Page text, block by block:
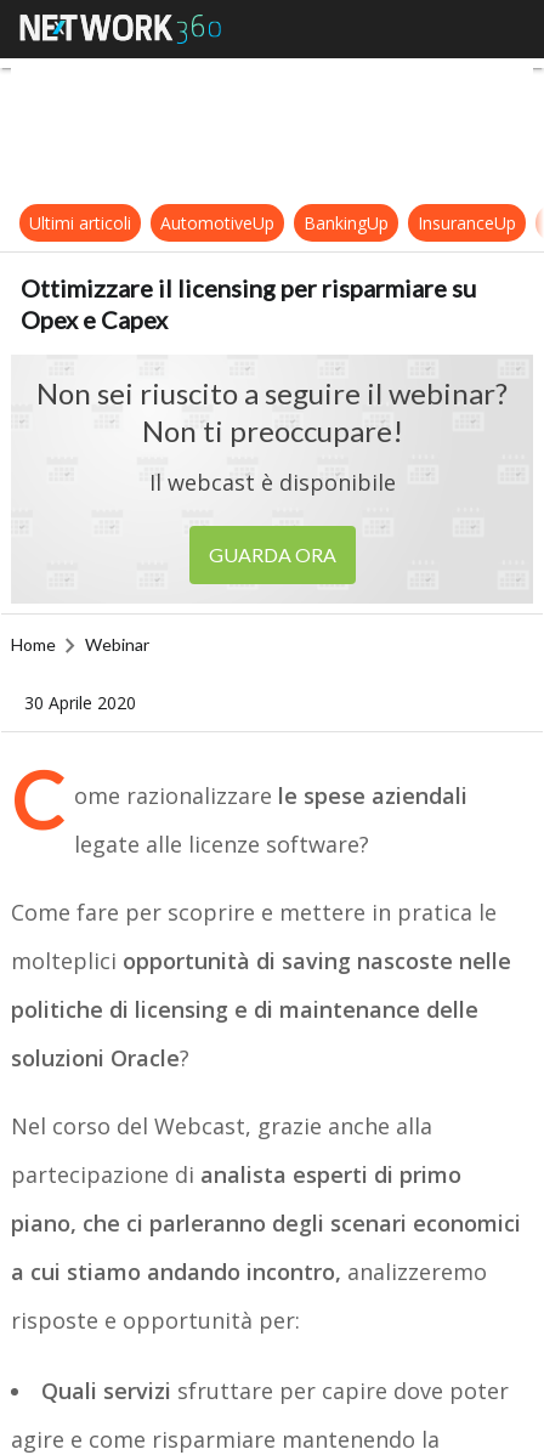
Ottimizzare il licensing per
Ultimi articoli AutomotiveUp BankingUp InsuranceUp
Ottimizzare il licensing per risparmiare su
Opex e Capex
Non sei riuscito a seguire il webinar?
Non ti preoccupare!
Il webcast è disponibile
GUARDA ORA
Home Webinar
30 Aprile 2020
C ome razionalizzare le spese aziendali
legate alle licenze software?
Come fare per scoprire e mettere in pratica le
molteplici opportunità di saving nascoste nelle
politiche di licensing e di maintenance delle
soluzioni Oracle?
Nel corso del Webcast, grazie anche alla
partecipazione di analista esperti di primo
piano, che ci parleranno degli scenari economici
a cui stiamo andando incontro, analizzeremo
risposte e opportunità per:
Quali servizi sfruttare per capire dove poter
agire e come risparmiare mantenendo la